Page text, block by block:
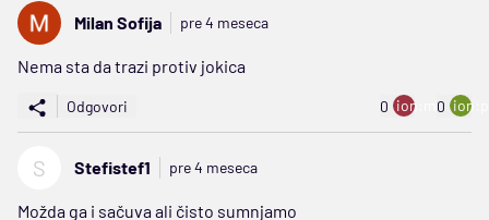
Milan Sofija pre 4 meseca
Nema sta da trazi protiv jokica
Odgovori 0 ion:minus
0
S Stefistef1 pre 4 meseca
Možda ga i sačuva ali čisto sumnjamo